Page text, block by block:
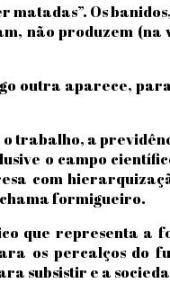
Os
não produzem (na
outra aparece,
trabalho, a
o campo
com
formigueiro.
que representa a
os percalços do
subsistir e a